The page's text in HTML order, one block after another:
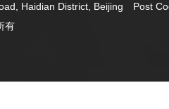
Haidian District, Beijing Post
有